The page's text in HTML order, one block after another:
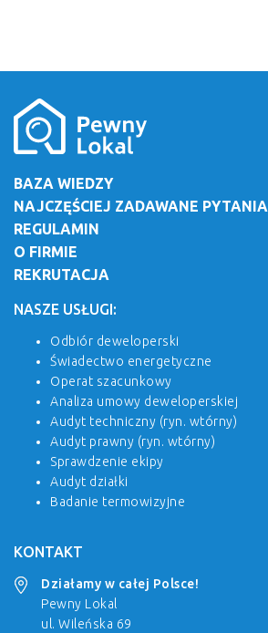
BAZA WIEDZY
NAJCZĘŚCIEJ ZADAWANE PYTANIA
REGULAMIN
O FIRMIE
REKRUTACJA
NASZE USŁUGI:
Odbiór deweloperski
Świadectwo energetyczne
Operat szacunkowy
Analiza umowy deweloperskiej
Audyt techniczny (ryn. wtórny)
Audyt prawny (ryn. wtórny)
Sprawdzenie ekipy
Audyt działki
Badanie termowizyjne
KONTAKT
Działamy w całej Polsce!
Pewny Lokal
ul. Wileńska 69